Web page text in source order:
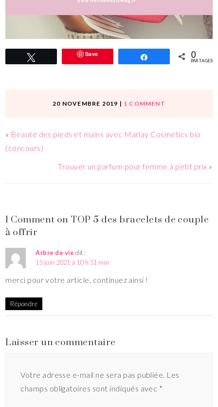
Save Partagez 0
PARTAGES
20 NOVEMBRE 2019 | 1 COMMENT
« Beauté des pieds et mains avec Marlay Cosmetics bio
(concours)
Trouver un parfum pour femme à petit prix »
1 Comment on TOP 5 des bracelets de couple
à offrir
Arbre de vie dit :
15 juin 2021 à 10 h 51 min
merci pour votre article, continuez ainsi !
Répondre
Laisser un commentaire
Votre adresse e-mail ne sera pas publiée. Les
champs obligatoires sont indiqués avec *